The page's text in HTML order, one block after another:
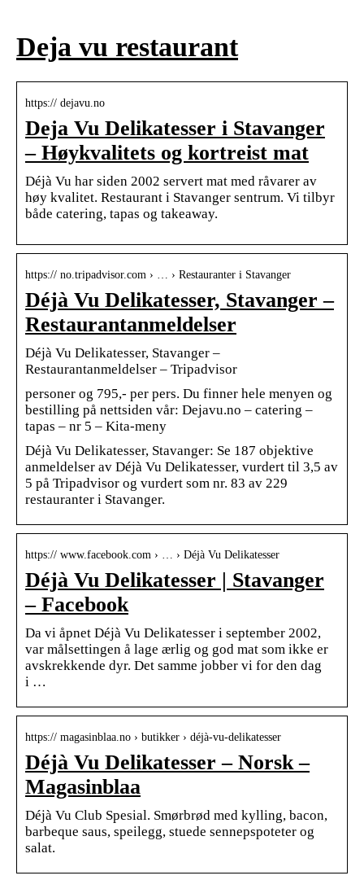
Deja vu restaurant
https:// dejavu.no
Deja Vu Delikatesser i Stavanger
– Høykvalitets og kortreist mat
Déjà Vu har siden 2002 servert mat med råvarer av
høy kvalitet. Restaurant i Stavanger sentrum. Vi tilbyr
både catering, tapas og takeaway.
https:// no.tripadvisor.com › … › Restauranter i Stavanger
Déjà Vu Delikatesser, Stavanger –
Restaurantanmeldelser
Déjà Vu Delikatesser, Stavanger –
Restaurantanmeldelser – Tripadvisor
personer og 795,- per pers. Du finner hele menyen og
bestilling på nettsiden vår: Dejavu.no – catering –
tapas – nr 5 – Kita-meny
Déjà Vu Delikatesser, Stavanger: Se 187 objektive
anmeldelser av Déjà Vu Delikatesser, vurdert til 3,5 av
5 på Tripadvisor og vurdert som nr. 83 av 229
restauranter i Stavanger.
https:// www.facebook.com › … › Déjà Vu Delikatesser
Déjà Vu Delikatesser | Stavanger
– Facebook
Da vi åpnet Déjà Vu Delikatesser i september 2002,
var målsettingen å lage ærlig og god mat som ikke er
avskrekkende dyr. Det samme jobber vi for den dag
i …
https:// magasinblaa.no › butikker › déjà-vu-delikatesser
Déjà Vu Delikatesser – Norsk –
Magasinblaa
Déjà Vu Club Spesial. Smørbrød med kylling, bacon,
barbeque saus, speilegg, stuede sennepspoteter og
salat.